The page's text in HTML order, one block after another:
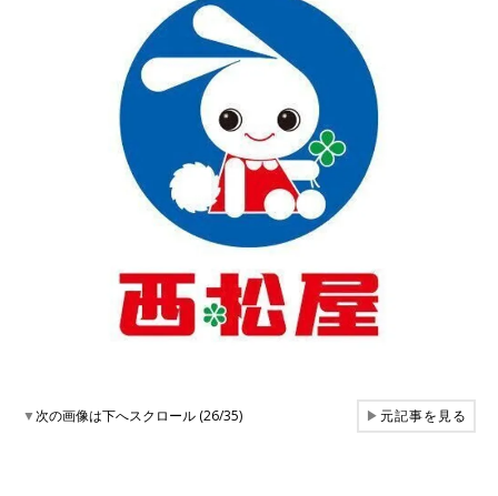
▼次の画像は下へスクロール (26/35) ▶元記事を見る